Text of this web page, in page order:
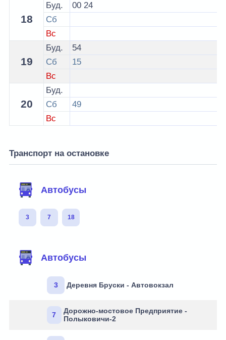
18
Буд. 00 24
Сб
Вс
19
Буд.
54
Сб
15
Вс
20
Буд.
Сб
49
Вс
Транспорт на остановке
Автобусы
3 7 18
Автобусы
3 Деревня Бруски - Автовокзал
7
Дорожно-мостовое Предприятие -
Полыковичи-2